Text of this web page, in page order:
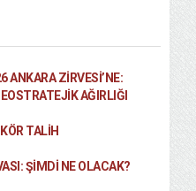
ANKARA ZIRVESI’NE:
AĞIRLIĞI
TALIH
ŞİMDİ NE OLACAK?